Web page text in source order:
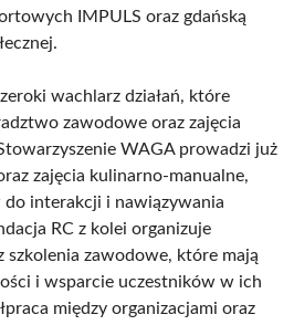
IMPULS oraz gdańską
wachlarz działań, które
zawodowe oraz zajęcia
WAGA prowadzi już
zajęcia kulinarno-manualne,
do interakcji i nawiązywania
RC z kolei organizuje
szkolenia zawodowe, które mają
i wsparcie uczestników w ich
między organizacjami oraz